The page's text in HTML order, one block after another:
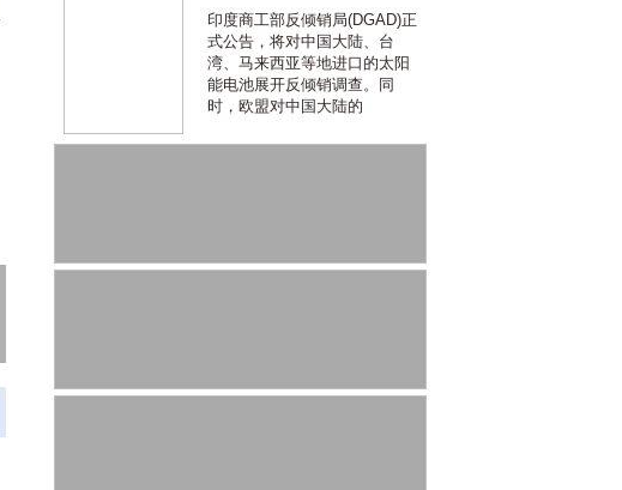
印度商工部反倾销局(DGAD)正
式公告，将对中国大陆、台
湾、马来西亚等地进口的太阳
能电池展开反倾销调查。同
时，欧盟对中国大陆的